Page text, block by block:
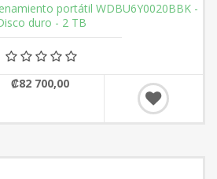
portátil WDBU6Y0020BBK -
duro - 2 TB
₡82 700,00